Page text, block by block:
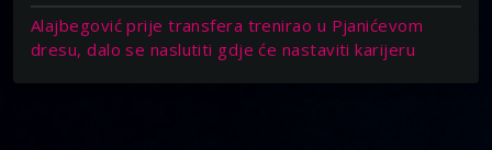
Alajbegović prije transfera trenirao u Pjanićevom
dresu, dalo se naslutiti gdje će nastaviti karijeru